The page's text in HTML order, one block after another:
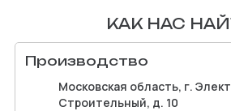
КАК НАС
Производство
Московская область, г.
Строительный, д. 10